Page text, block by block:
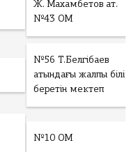
Ж. Махамбетов ат.
№43 ОМ
№56 Т.Белгібаев
атындағы жалпы білім
беретін мектеп
№10 ОМ